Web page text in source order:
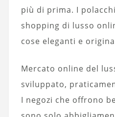
più di prima. I
shopping di lusso
cose eleganti e
Mercato online del
sviluppato,
I negozi che offrono